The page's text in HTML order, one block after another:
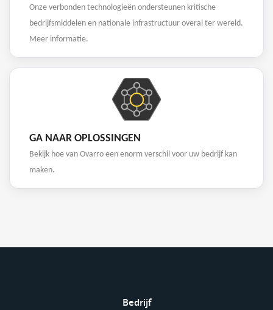
Onze verbonden technologieën ondersteunen kritische
bedrijfsmiddelen en nationale infrastructuur overal ter wereld.
Meer informatie.
GA NAAR OPLOSSINGEN
Bekijk hoe van Ovarro een enorm verschil voor uw bedrijf kan
maken.
Bedrijf